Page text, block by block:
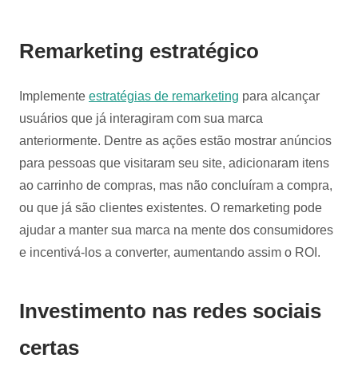
Remarketing estratégico
Implemente estratégias de remarketing para alcançar
usuários que já interagiram com sua marca
anteriormente. Dentre as ações estão mostrar anúncios
para pessoas que visitaram seu site, adicionaram itens
ao carrinho de compras, mas não concluíram a compra,
ou que já são clientes existentes. O remarketing pode
ajudar a manter sua marca na mente dos consumidores
e incentivá-los a converter, aumentando assim o ROI.
Investimento nas redes sociais
certas